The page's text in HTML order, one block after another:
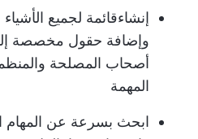
إنشاءقائمة لجميع
وإضافة حقول مخصصة
أصحاب المصلحة
المهمة
ابحث بسرعة عن المهام